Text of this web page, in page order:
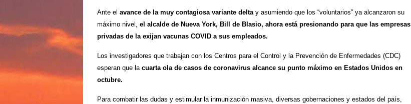
Ante el avance de la muy contagiosa variante deltay asumiendo que los “voluntarios” ya alcanzaron su
máximo nivel, el alcalde de Nueva York, Bill de Blasio, ahora está presionando para que las empresas
privadas de la exijan vacunas COVID a sus empleados.
Los investigadores que trabajan con los Centros para el Control y la Prevención de Enfermedades (CDC)
esperan que la cuarta ola de casos de coronavirus alcance su punto máximo en Estados Unidos en
octubre.
Para combatir las dudas y estimular la inmunización masiva, diversas gobernaciones y estados del país,